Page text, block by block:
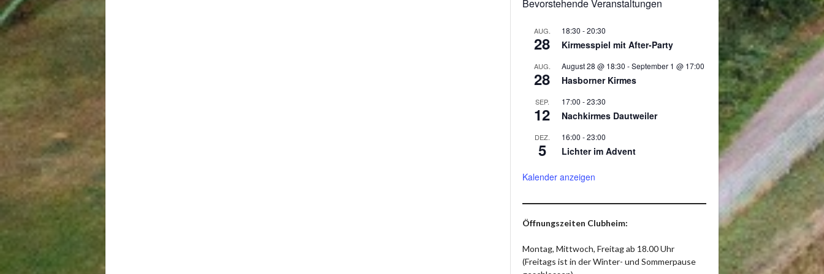
Bevorstehende Veranstaltungen
AUG.
28
18:30 -20:30
Kirmesspiel mit After-Party
AUG.
28
August 28 @ 18:30 -September 1 @ 17:00
Hasborner Kirmes
SEP.
12
17:00 -23:30
Nachkirmes Dautweiler
DEZ.
5
16:00 -23:00
Lichter im Advent
Kalender anzeigen
Öffnungszeiten Clubheim:
Montag, Mittwoch, Freitag ab 18.00 Uhr
(Freitags ist in der Winter- und Sommerpause